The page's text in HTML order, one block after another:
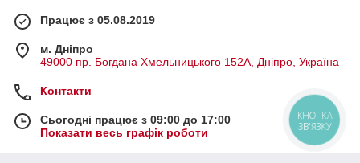
Працює з 05.08.2019
м. Дніпро
49000 пр. Богдана Хмельницького 152А, Дніпро, Україна
Контакти
Сьогодні працює з 09:00 до 17:00
Показати весь графік роботи
КНОПКА
ЗВ'ЯЗКУ